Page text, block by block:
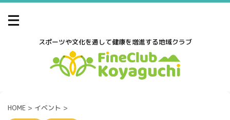
スポーツや文化を通して健康を増進する地域クラブ
HOME > イベント >